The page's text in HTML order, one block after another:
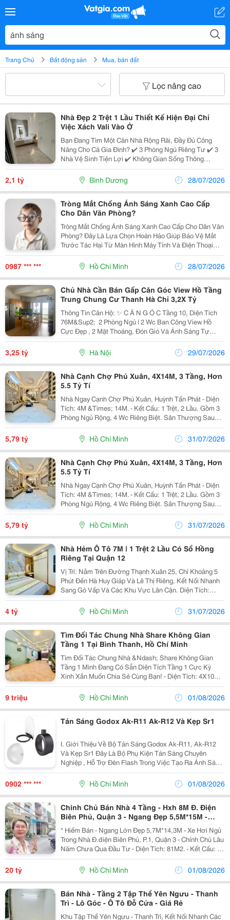
Trang Chủ Bất động sản Mua, bán đất
Lọc nâng cao
Nhà Đẹp 2 Trệt 1 Lầu Thiết Kế Hiện Đại Chỉ
Việc Xách Vali Vào Ở
Bạn Đang Tìm Một Căn Nhà Rộng Rãi, Đầy Đủ Công
Năng Cho Cả Gia Đình? ✔️ 3 Phòng Ngủ Riêng Tư ✔️ 3
Nhà Vệ Sinh Tiện Lợi ✔️ Không Gian Sống Thông
Thoáng, Tối Ưu Ánh Sáng Tự Nhiên ✔️ Thiết Kế Hiện
Đại, Phù Hợp Nhiều Nhu Cầu Sử Dụng Khu Dân...
2,1 tỷ Bình Dương 28/07/2026
Tròng Mắt Chống Ánh Sáng Xanh Cao Cấp
Cho Dân Văn Phòng?
Tròng Mắt Chống Ánh Sáng Xanh Cao Cấp Cho Dân Văn
Phòng? Đây Là Lựa Chọn Hoàn Hảo Giúp Bảo Vệ Mắt
Trước Tác Hại Từ Màn Hình Máy Tính Và Điện Thoại
Mỗi Ngày. Với Khả Năng Lọc Ánh Sáng Xanh Hiệu Quả,
Sản Phẩm Giúp Giảm Tình Trạng Mỏi Mắt, Khô Mắt Và...
0987 *** *** Hồ Chí Minh 28/07/2026
Chủ Nhà Cần Bán Gấp Căn Góc View Hồ Tầng
Trung Chung Cư Thanh Hà Chỉ 3,2X Tỷ
Thông Tin Căn Hộ: ✨ C Ă N G Ó C Tầng 10, Diện Tích
76M&Sup2; ️ 2 Phòng Ngủ | 2 Wc Ban Công View Hồ
Cực Đẹp , 2 Mặt Thoáng, Đón Gió Và Ánh Sáng Tự
Nhiên. ️ Nội Thất: Để Lại Toàn Bộ Đồ Liền Tường. Giá
Bán: 3 Tỷ 2Xx Triệu Giá Còn Thương Lượng Với...
3,25 tỷ Hà Nội 29/07/2026
Nhà Cạnh Chợ Phú Xuân, 4X14M, 3 Tầng, Hơn
5.5 Tỷ Tí
Nhà Ngay Cạnh Chợ Phú Xuân, Huỳnh Tấn Phát - Diện
Tích: 4M &Times; 14M. - Kết Cấu: 1 Trệt, 2 Lầu. Gồm 3
Phòng Ngủ Rộng, 4 Wc Riêng Biệt. Sân Thượng Sau
Thoáng Mát. - Không Gian Nhà Sáng, Thông Thoáng,
Thiết Kế Hiện Đại. - Tặng Toàn Bộ Nội Thất...
5,79 tỷ Hồ Chí Minh 31/07/2026
Nhà Cạnh Chợ Phú Xuân, 4X14M, 3 Tầng, Hơn
5.5 Tỷ Tí
Nhà Ngay Cạnh Chợ Phú Xuân, Huỳnh Tấn Phát - Diện
Tích: 4M &Times; 14M. - Kết Cấu: 1 Trệt, 2 Lầu. Gồm 3
Phòng Ngủ Rộng, 4 Wc Riêng Biệt. Sân Thượng Sau
Thoáng Mát. - Không Gian Nhà Sáng, Thông Thoáng,
Thiết Kế Hiện Đại. - Tặng Toàn Bộ Nội Thất...
5,79 tỷ Hồ Chí Minh 31/07/2026
Nhà Hẻm Ô Tô 7M | 1 Trệt 2 Lầu Có Sổ Hồng
Riêng Tại Quận 12
Vị Trí: Nằm Trên Đường Thạnh Xuân 25, Chỉ Khoảng 5
Phút Đến Hà Huy Giáp Và Lê Thị Riêng, Kết Nối Nhanh
Sang Gò Vấp Và Các Khu Vực Lân Cận. Diện Tích:
5X25M, Thiết Kế Sân Trước Và Sân Sau Rộng Rãi, Đón
Gió Và Ánh Sáng Tự Nhiên. Kết Cấu: 1 Trệt, 2...
4 tỷ Hồ Chí Minh 31/07/2026
Tìm Đối Tác Chung Nhà Share Không Gian
Tầng 1 Tại Bình Thanh, Hồ Chí Minh
Tìm Đối Tác Chung Nhà &Ndash; Share Không Gian
Tầng 1 Mình Đang Có Sẵn Diện Tích Tầng 1 Cực Kỳ
Xinh Xắn Muốn Chia Sẻ Cùng Bạn! - Diện Tích: 4X10M
(40M&Sup2;) &Ndash; Mặt Tiền Gọn Gàng, Không Gian
Ấm Cúng. Ánh Sáng Tự Nhiên Tốt, Dễ Bài Trí Sáng...
9 triệu Hồ Chí Minh 01/08/2026
Tản Sáng Godox Ak-R11 Ak-R12 Và Kẹp Sr1
I. Giới Thiệu Về Bộ Tản Sáng Godox Ak-R11, Ak-R12
Và Kẹp Sr1 Đây Là Bộ Phụ Kiện Tản Sáng Chuyên
Nghiệp , Hỗ Trợ Đèn Flash Trong Việc Tạo Ra Ánh Sáng
Mềm Mại, Đều Hơn Và Tự Nhiên Hơn. Bộ Sản Phẩm
Gồm: Godox Ak-R11 : Dome Diffuser &Ndash; Tản...
0902 *** *** Hồ Chí Minh 01/08/2026
Chinh Chủ Bán Nhà 4 Tầng - Hxh 8M Đ. Điện
Biên Phủ, Quận 3 - Ngang Đẹp 5,5M*15M -
Chính Chủ 1 Đời Xưa* Lh Giang Giang:
* Hiếm Bán - Ngang Lớn Đẹp 5,7M*14,3M - Xe Hơi Ngủ
Trong Nhà Đ.điện Biên Phủ, P.1, Quận 3 - Chính Chủ Lâu
Năm Chưa Qua Đầu Tư - Diện Tích: 81M2. - Kết Cấu: 4
Tầng Btct - Sân Thượng - Gara Để Xe Hơi. - Nhà 2 Mặt
Tiền Trước &Amp; Sau Lấy Ánh Sáng Tự...
20 tỷ Hồ Chí Minh 01/08/2026
Bán Nhà - Tầng 2 Tập Thể Yên Ngưu - Thanh
Trì - Lô Góc - Ô Tô Đỗ Cửa - Giá Rẻ
Khu Tập Thể Yên Ngưu - Thanh Trì, Kết Nối Nhanh Các